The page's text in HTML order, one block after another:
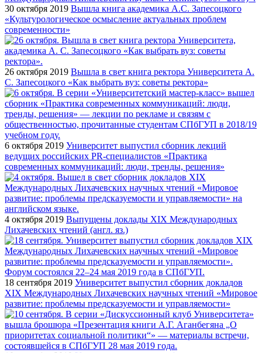
30 октября 2019 Вышла книга академика А.С. Запесоцкого
«Культурологическое осмысление актуальных проблем
современности»
26 октября 2019 Вышла в свет книга ректора Университета А.
С. Запесоцкого «Как выбрать вуз: советы ректора»
6 октября 2019 Университет выпустил сборник лекций
ведущих российских PR-специалистов «Практика
современных коммуникаций: люди, тренды, решения»
4 октября 2019 Выпущены доклады XIX Международных
Лихачевских чтений (англ. яз.)
18 сентября 2019 Университет выпустил сборник докладов
XIX Международных Лихачевских научных чтений «Мировое
развитие: проблемы предсказуемости и управляемости»